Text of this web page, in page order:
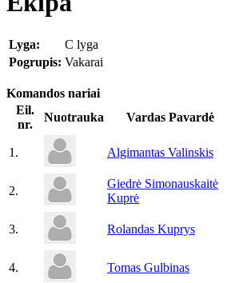
Lyga:
C lyga
Pogrupis: Vakarai
Komandos nariai
Eil.
nr.
Nuotrauka Vardas Pavardė
1. Algimantas Valinskis
2.
Giedrė Simonauskaitė
Kuprė
3. Rolandas Kuprys
4. Tomas Gulbinas